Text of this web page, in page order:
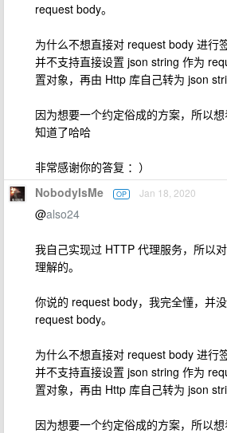
request body。
为什么不想直接对 request body 进行
并不支持直接设置 json string 作为
置对象，再由 Http 库自己转为 json
因为想要一个约定俗成的方案，所以
知道了哈哈
非常感谢你的答复 ：）
NobodyIsMe OP Jan 18, 2020
@also24
我自己实现过 HTTP 代理服务，所以
理解的。
你说的 request body，我完全懂，并
request body。
为什么不想直接对 request body 进行
并不支持直接设置 json string 作为
置对象，再由 Http 库自己转为 json
因为想要一个约定俗成的方案，所以